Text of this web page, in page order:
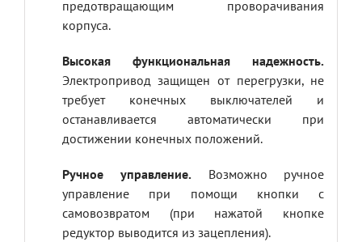
предотвращающим проворачивания
корпуса.
Высокая функциональная надежность.
Электропривод защищен от перегрузки, не
требует конечных выключателей и
останавливается автоматически при
достижении конечных положений.
Ручное управление.Возможно ручное
управление при помощи кнопки с
самовозвратом (при нажатой кнопке
редуктор выводится из зацепления).